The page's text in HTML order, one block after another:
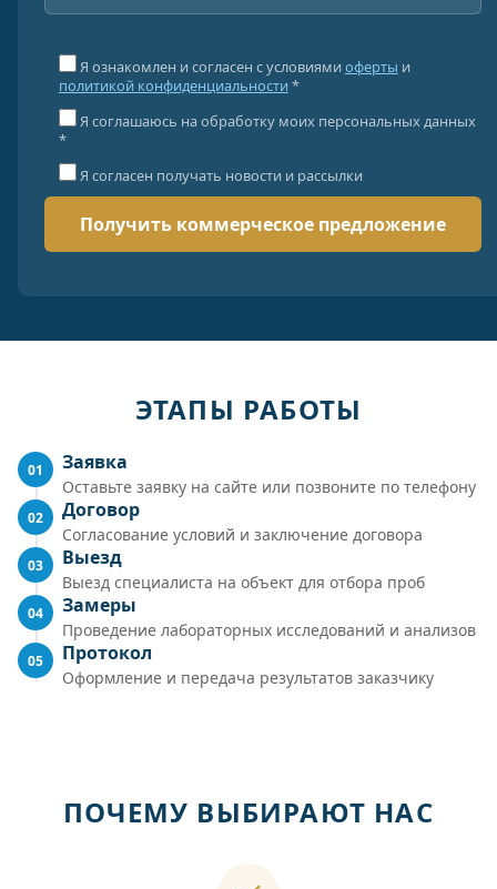
Я ознакомлен и согласен с условиями оферты и
политикой конфиденциальности *
Я соглашаюсь на обработку моих персональных данных
*
Я согласен получать новости и рассылки
ЭТАПЫ РАБОТЫ
01 Заявка
Оставьте заявку на сайте или позвоните по телефону
02 Договор
Согласование условий и заключение договора
03 Выезд
Выезд специалиста на объект для отбора проб
04 Замеры
Проведение лабораторных исследований и анализов
05 Протокол
Оформление и передача результатов заказчику
ПОЧЕМУ ВЫБИРАЮТ НАС